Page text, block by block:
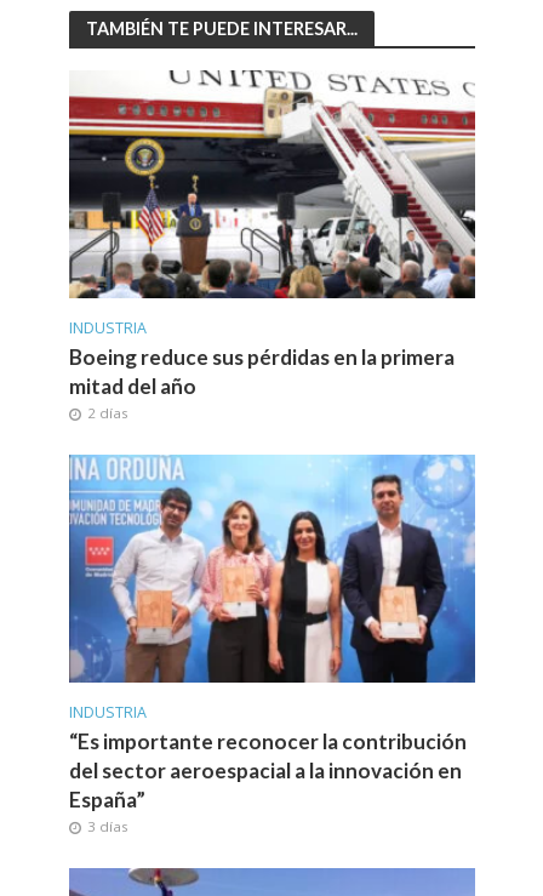
TAMBIÉN TE PUEDE INTERESAR...
INDUSTRIA
Boeing reduce sus pérdidas en la primera
mitad del año
2 días
INDUSTRIA
“Es importante reconocer la contribución
del sector aeroespacial a la innovación en
España”
3 días